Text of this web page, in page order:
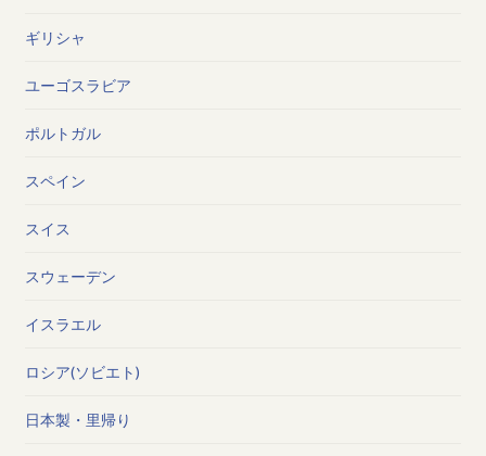
ギリシャ
ユーゴスラビア
ポルトガル
スペイン
スイス
スウェーデン
イスラエル
ロシア(ソビエト)
日本製・里帰り